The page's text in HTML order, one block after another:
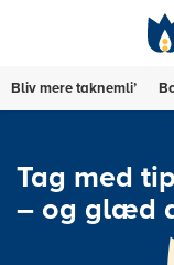
Bliv mere taknemli’
Tag med
– og glæd